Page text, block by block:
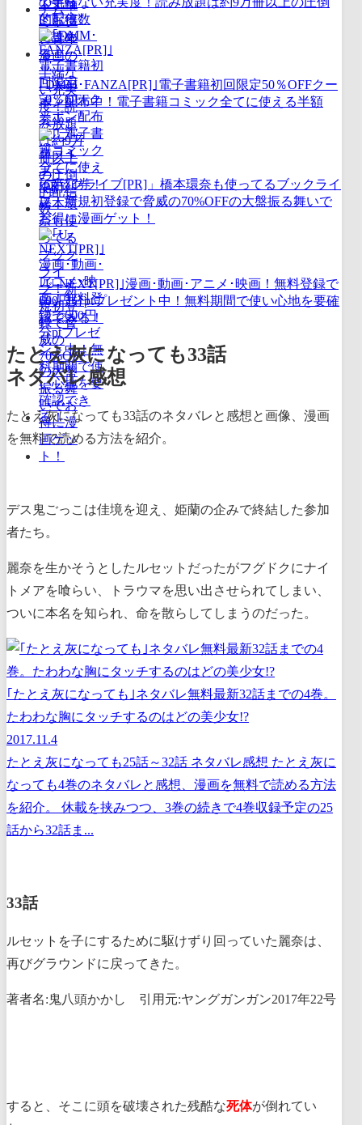
的配信数
｢DMM･FANZA[PR]｣電子書籍初回限定50％OFFクー
ポン配布中！電子書籍コミック全てに使える半額
券！
｢ブックライブ[PR]」橋本環奈も使ってるブックライ
ブ！新規初登録で脅威の70%OFFの大盤振る舞いで
お得に漫画ゲット！
｢U-NEXT[PR]｣漫画･動画･アニメ･映画！無料登録で
600円分ptプレゼント中！無料期間で使い心地を要確
認できる！
たとえ灰になっても33話
ネタバレ感想
たとえ灰になっても33話のネタバレと感想と画像、漫画
を無料で読める方法を紹介。
デス鬼ごっこは佳境を迎え、姫蘭の企みで終結した参加
者たち。
麗奈を生かそうとしたルセットだったがフグドクにナイ
トメアを喰らい、トラウマを思い出させられてしまい、
ついに本名を知られ、命を散らしてしまうのだった。
｢たとえ灰になっても｣ネタバレ無料最新32話までの4巻。
たわわな胸にタッチするのはどの美少女!?
2017.11.4
たとえ灰になっても25話～32話 ネタバレ感想 たとえ灰に
なっても4巻のネタバレと感想、漫画を無料で読める方法
を紹介。 休載を挟みつつ、3巻の続きで4巻収録予定の25
話から32話ま...
33話
ルセットを子にするために駆けずり回っていた麗奈は、
再びグラウンドに戻ってきた。
著者名:鬼八頭かかし 引用元:ヤングガンガン2017年22号
すると、そこに頭を破壊された残酷な死体が倒れてい